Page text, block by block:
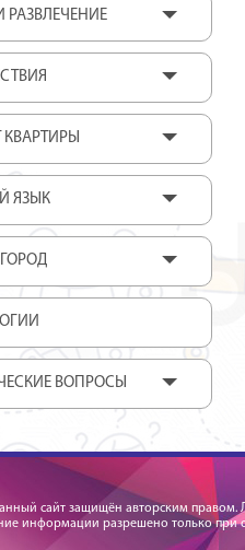
РАЗВЛЕЧЕНИЕ
КВАРТИРЫ
ЯЗЫК
ВОПРОСЫ
сайт защищён авторским правом.
информации разрешено только при